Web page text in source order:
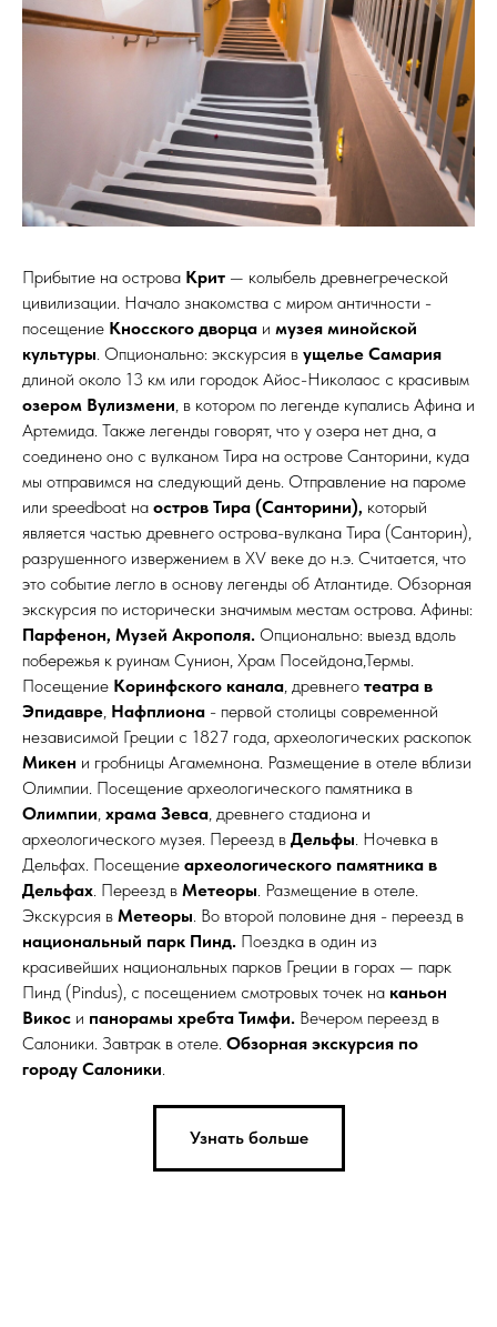
Прибытие на острова Крит — колыбель древнегреческой
цивилизации. Начало знакомства с миром античности -
посещение Кносского дворца и музея минойской
культуры. Опционально: экскурсия в ущелье Самария
длиной около 13 км или городок Айос-Николаос с красивым
озером Вулизмени, в котором по легенде купались Афина и
Артемида. Также легенды говорят, что у озера нет дна, а
соединено оно с вулканом Тира на острове Санторини, куда
мы отправимся на следующий день. Отправление на пароме
или speedboat на остров Тира (Санторини), который
является частью древнего острова-вулкана Тира (Санторин),
разрушенного извержением в XV веке до н.э. Считается, что
это событие легло в основу легенды об Атлантиде. Обзорная
экскурсия по исторически значимым местам острова. Афины:
Парфенон, Музей Акрополя. Опционально: выезд вдоль
побережья к руинам Сунион, Храм Посейдона,Термы.
Посещение Коринфского канала, древнего театра в
Эпидавре, Нафплиона - первой столицы современной
независимой Греции с 1827 года, археологических раскопок
Микен и гробницы Агамемнона. Размещение в отеле вблизи
Олимпии. Посещение археологического памятника в
Олимпии, храма Зевса, древнего стадиона и
археологического музея. Переезд в Дельфы. Ночевка в
Дельфах. Посещение археологического памятника в
Дельфах. Переезд в Метеоры. Размещение в отеле.
Экскурсия в Метеоры. Во второй половине дня - переезд в
национальный парк Пинд. Поездка в один из
красивейших национальных парков Греции в горах — парк
Пинд (Pindus), с посещением смотровых точек на каньон
Викос и панорамы хребта Тимфи. Вечером переезд в
Салоники. Завтрак в отеле. Обзорная экскурсия по
городу Салоники.
Узнать больше